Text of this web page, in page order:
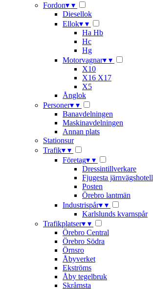
Fordon▾ ▾
Diesellok
Ellok▾ ▾
Ha Hb
Hc
Hg
Motorvagnar▾ ▾
X10
X16 X17
X5
Ånglok
Personer▾ ▾
Banavdelningen
Maskinavdelningen
Annan plats
Stationsur
Trafik▾ ▾
Företag▾ ▾
Dressintillverkare
Fjugesta järnvägshotell
Posten
Örebro lantmän
Industrispår▾ ▾
Karlslunds kvarnspår
Trafikplatser▾ ▾
Örebro Central
Örebro Södra
Örnsro
Åbyverket
Ekströms
Åby tegelbruk
Skråmsta